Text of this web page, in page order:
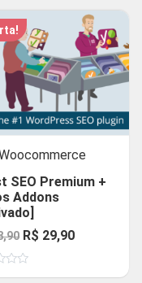
SEO Premium +
Addons
O
preço
original
R$ 29,90O
atual